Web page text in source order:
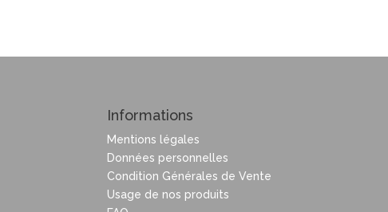
Informations
Mentions légales
Données personnelles
Condition Générales de Vente
Usage de nos produits